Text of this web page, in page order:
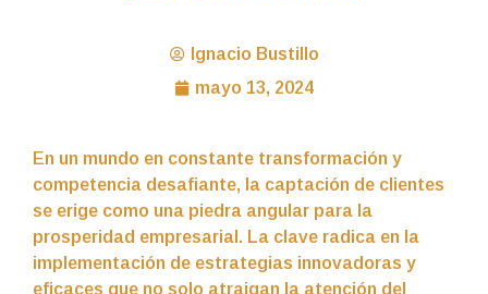
Ignacio Bustillo
mayo 13, 2024
En un mundo en constante transformación y
competencia desafiante, la captación de clientes
se erige como una piedra angular para la
prosperidad empresarial. La clave radica en la
implementación de estrategias innovadoras y
eficaces que no solo atraigan la atención del